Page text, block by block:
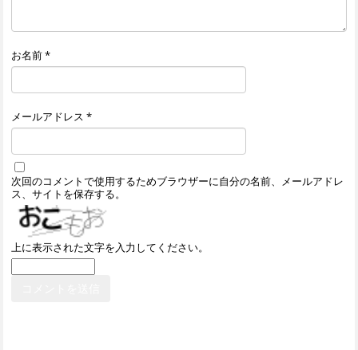
お名前*
メールアドレス *
次回のコメントで使用するためブラウザーに自分の名前、メールアドレ
ス、サイトを保存する。
上に表示された文字を入力してください。